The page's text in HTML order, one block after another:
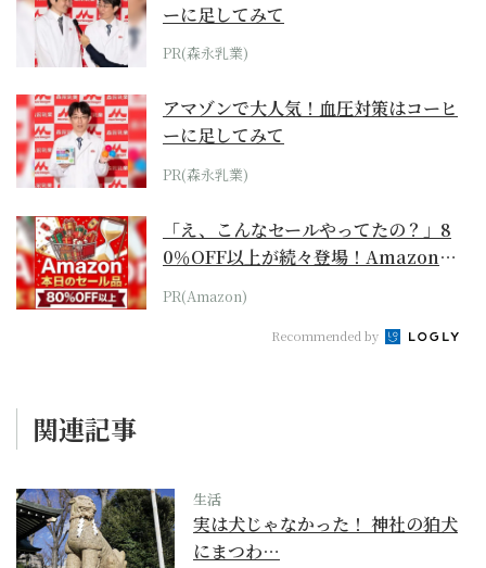
ーに足してみて
PR(森永乳業)
アマゾンで大人気！血圧対策はコーヒ
ーに足してみて
PR(森永乳業)
「え、こんなセールやってたの？」8
0％OFF以上が続々登場！Amazonの
本気が...
PR(Amazon)
Recommended by
関連記事
生活
実は犬じゃなかった！ 神社の狛犬
にまつわ…